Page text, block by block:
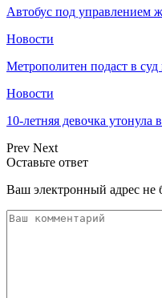
Автобус под
Новости
Метрополитен подаст в
Новости
10-летняя девочка утонула
Prev Next
Оставьте ответ
Ваш электронный адрес не